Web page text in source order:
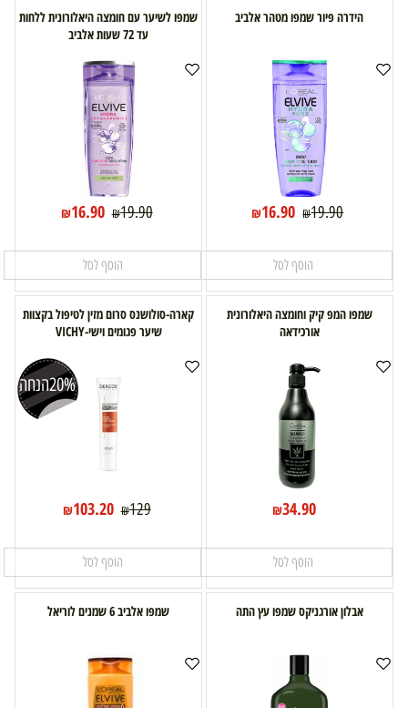
הידרה פיור שמפו מטהר אלביב
₪19.90
₪16.90
הוסף לסל
שמפו לשיער עם חומצה היאלורונית ללחות
עד 72 שעות אלביב
₪19.90
₪16.90
הוסף לסל
שמפו המפ קיק וחומצה היאלורונית
אורכידאה
₪34.90
הוסף לסל
קארה-סולושנס סרום מזין לטיפול בקצוות
שיער פגומים וישי-VICHY
20%הנחה
₪129
₪103.20
הוסף לסל
אבלון אורגניקס שמפו עץ התה שמפו אלביב 6 שמנים לוריאל